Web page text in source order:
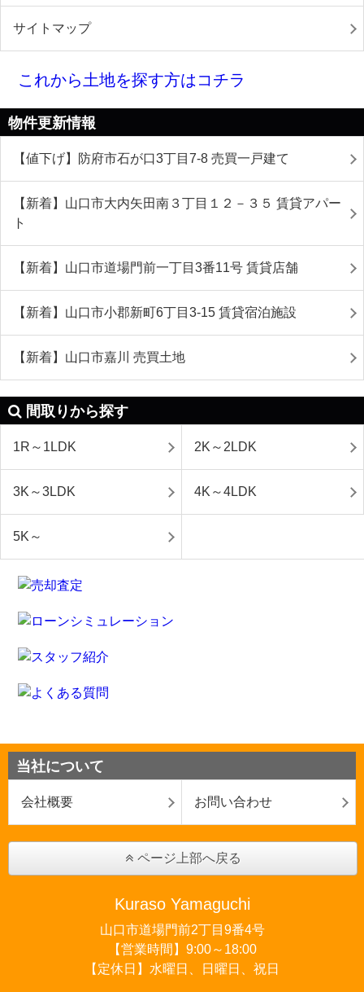
サイトマップ
これから土地を探す方はコチラ
物件更新情報
【値下げ】防府市石が口3丁目7-8 売買一戸建て
【新着】山口市大内矢田南３丁目１２－３５ 賃貸アパー
ト
【新着】山口市道場門前一丁目3番11号 賃貸店舗
【新着】山口市小郡新町6丁目3-15 賃貸宿泊施設
【新着】山口市嘉川 売買土地
間取りから探す
1R～1LDK 2K～2LDK
3K～3LDK 4K～4LDK
5K～
当社について
会社概要 お問い合わせ
ページ上部へ戻る
Kuraso Yamaguchi
山口市道場門前2丁目9番4号
【営業時間】9:00～18:00
【定休日】水曜日、日曜日、祝日